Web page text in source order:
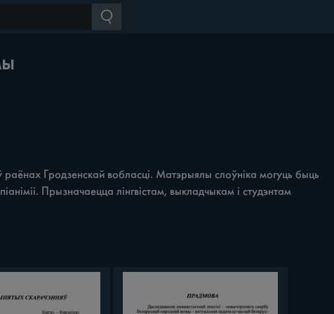
раёнах Гродзенскай вобласці. Матэрыялы слоўніка могуць быць
Прызначаецца лінгвістам, выкладчыкам i студэнтам